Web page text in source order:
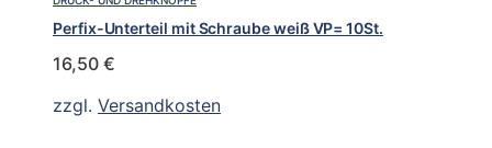
Perfix-Unterteil mit Schraube weiß VP= 10St.
16,50 €
zzgl. Versandkosten